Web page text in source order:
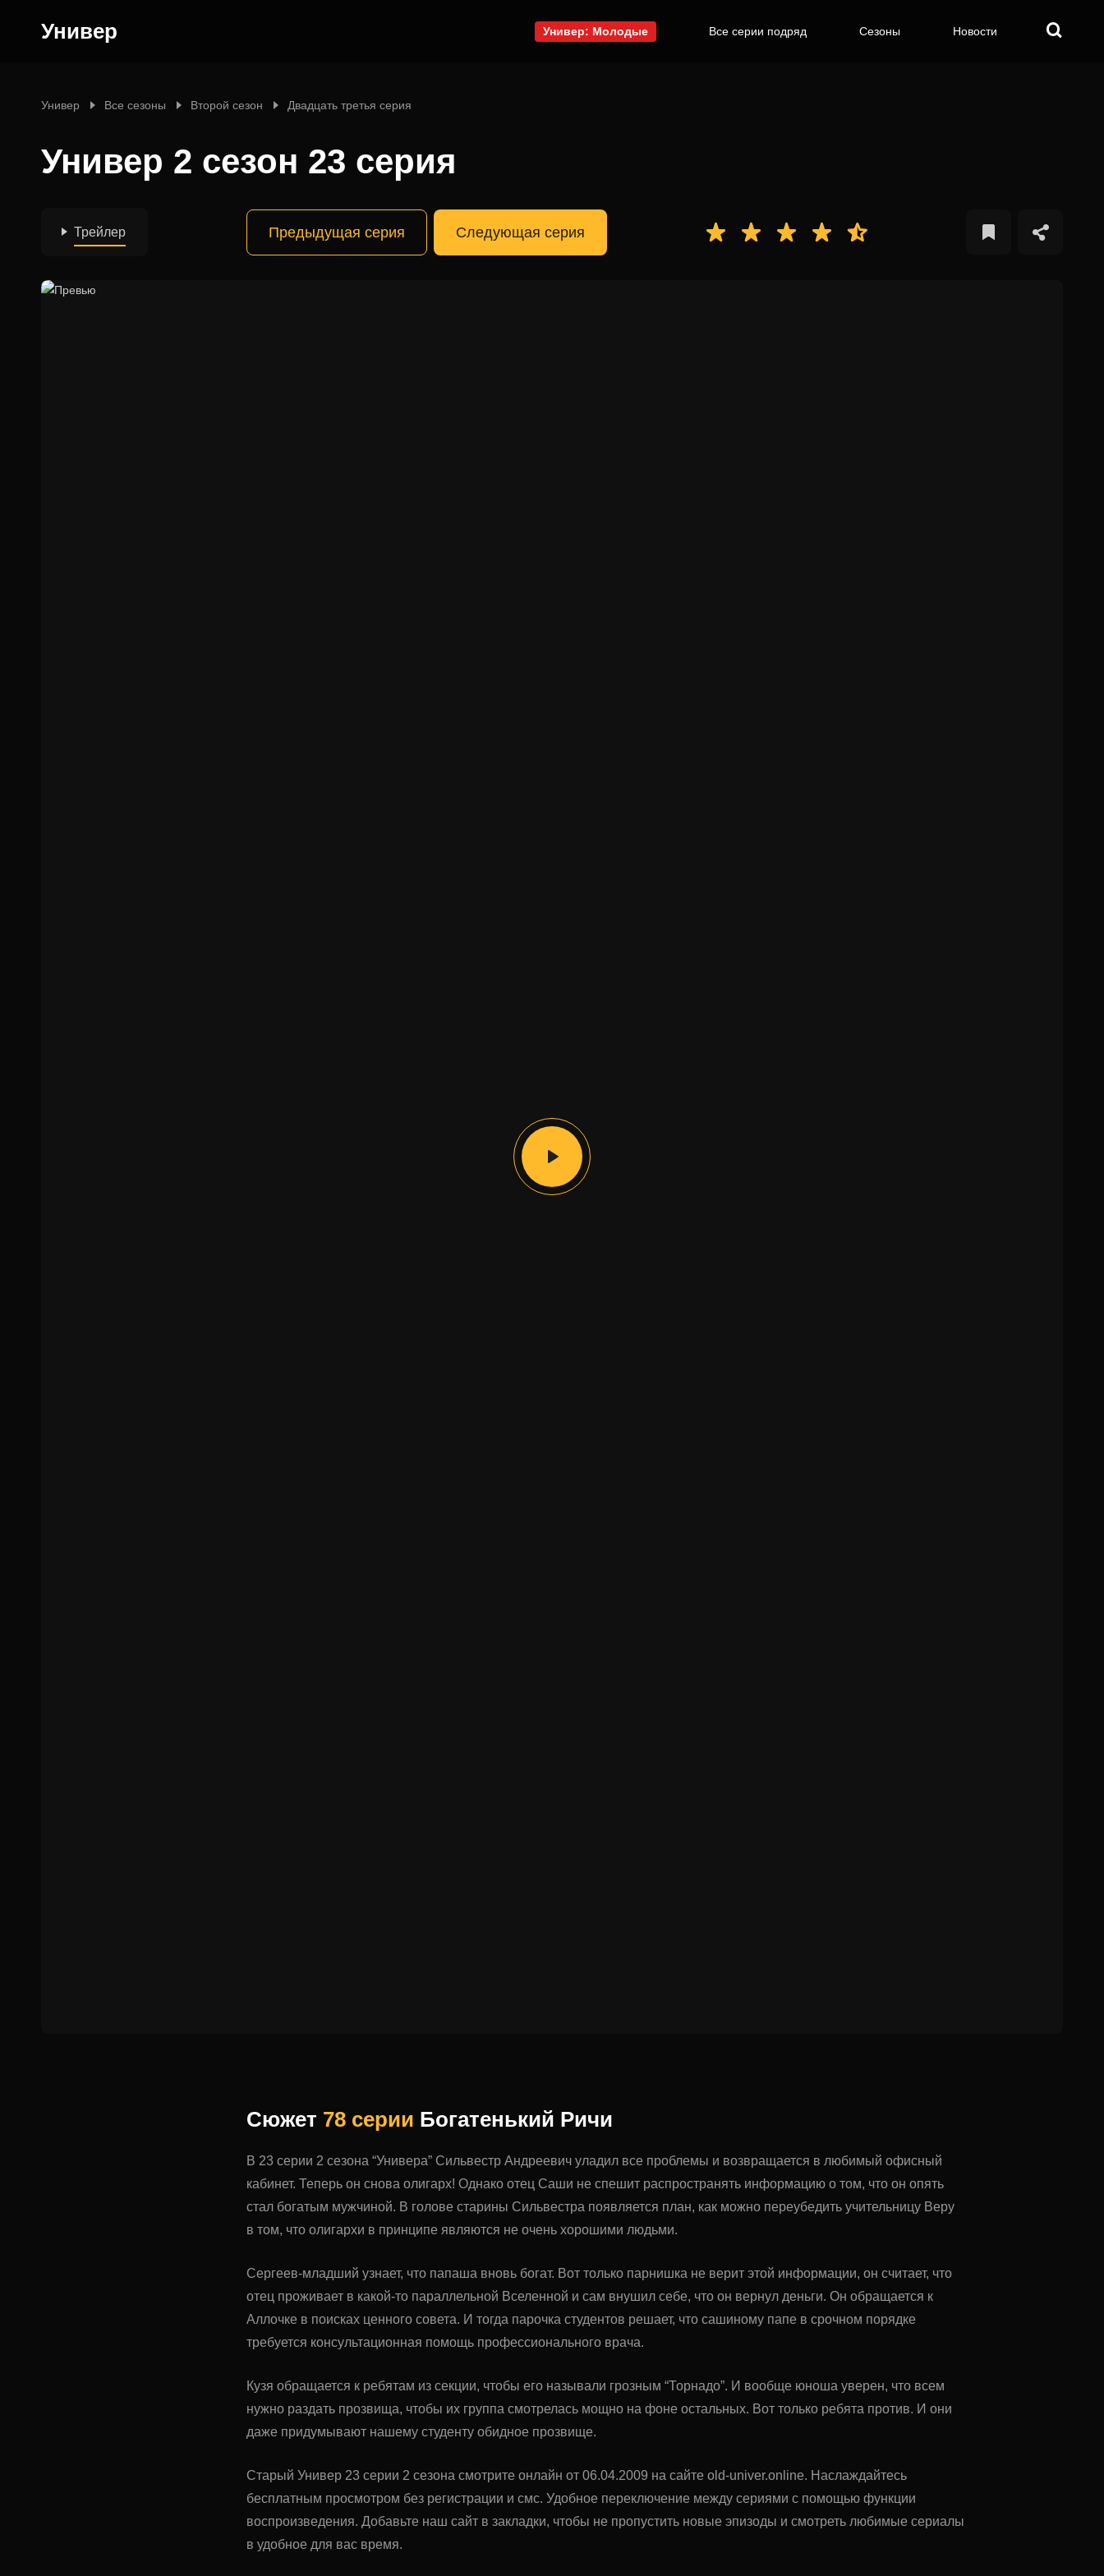
Универ Универ: Молодые Все серии подряд Сезоны Новости
Универ Все сезоны Второй сезон Двадцать третья серия
Универ 2 сезон 23 серия
Трейлер Предыдущая серия Следующая серия
Сюжет 78 серии Богатенький Ричи
В 23 серии 2 сезона “Универа” Сильвестр Андреевич уладил все проблемы и возвращается в любимый офисный
кабинет. Теперь он снова олигарх! Однако отец Саши не спешит распространять информацию о том, что он опять
стал богатым мужчиной. В голове старины Сильвестра появляется план, как можно переубедить учительницу Веру
в том, что олигархи в принципе являются не очень хорошими людьми.
Сергеев-младший узнает, что папаша вновь богат. Вот только парнишка не верит этой информации, он считает, что
отец проживает в какой-то параллельной Вселенной и сам внушил себе, что он вернул деньги. Он обращается к
Аллочке в поисках ценного совета. И тогда парочка студентов решает, что сашиному папе в срочном порядке
требуется консультационная помощь профессионального врача.
Кузя обращается к ребятам из секции, чтобы его называли грозным “Торнадо”. И вообще юноша уверен, что всем
нужно раздать прозвища, чтобы их группа смотрелась мощно на фоне остальных. Вот только ребята против. И они
даже придумывают нашему студенту обидное прозвище.
Старый Универ 23 серии 2 сезона смотрите онлайн от 06.04.2009 на сайте old-univer.online. Наслаждайтесь
бесплатным просмотром без регистрации и смс. Удобное переключение между сериями с помощью функции
воспроизведения. Добавьте наш сайт в закладки, чтобы не пропустить новые эпизоды и смотреть любимые сериалы
в удобное для вас время.